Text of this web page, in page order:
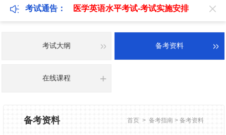
考试通告： 医学英语水平考试-考试实施安排
考试大纲 备考资料
在线课程
备考资料 首页> 备考指南> 备考资料